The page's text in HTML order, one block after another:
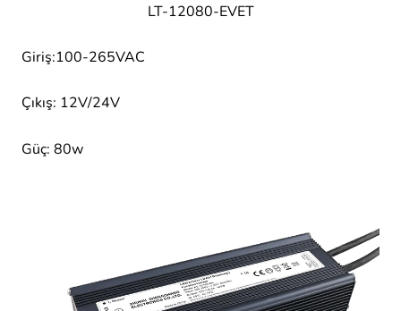
LT-12080-EVET
Giriş:100-265VAC
Çıkış: 12V/24V
Güç: 80w